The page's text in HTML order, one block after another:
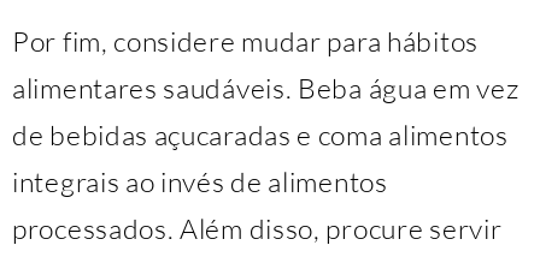
Por fim, considere mudar para hábitos
alimentares saudáveis. Beba água em vez
de bebidas açucaradas e coma alimentos
integrais ao invés de alimentos
processados. Além disso, procure servir